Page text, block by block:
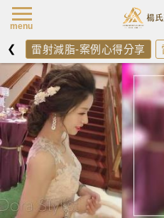
❮ 雷射減脂-案例心得分享
menu